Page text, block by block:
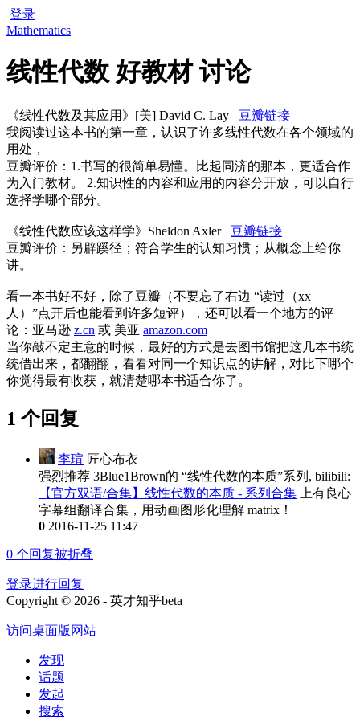
登录
Mathematics
线性代数 好教材 讨论
《线性代数及其应用》[美] David C. Lay 豆瓣链接
我阅读过这本书的第一章，认识了许多线性代数在各个领域的
用处，
豆瓣评价：1.书写的很简单易懂。比起同济的那本，更适合作
为入门教材。 2.知识性的内容和应用的内容分开放，可以自行
选择学哪个部分。
《线性代数应该这样学》Sheldon Axler 豆瓣链接
豆瓣评价：另辟蹊径；符合学生的认知习惯；从概念上给你
讲。
看一本书好不好，除了豆瓣（不要忘了右边 “读过（xx
人）”点开后也能看到许多短评），还可以看一个地方的评
论：亚马逊 z.cn 或 美亚 amazon.com
当你敲不定主意的时候，最好的方式是去图书馆把这几本书统
统借出来，都翻翻，看看对同一个知识点的讲解，对比下哪个
你觉得最有收获，就清楚哪本书适合你了。
1 个回复
李瑄 匠心布衣
强烈推荐 3Blue1Brown的 “线性代数的本质”系列, bilibili:
【官方双语/合集】线性代数的本质 - 系列合集 上有良心
字幕组翻译合集，用动画图形化理解 matrix！
0 2016-11-25 11:47
0 个回复被折叠
登录进行回复
Copyright © 2026 - 英才知乎beta
访问桌面版网站
发现
话题
发起
搜索